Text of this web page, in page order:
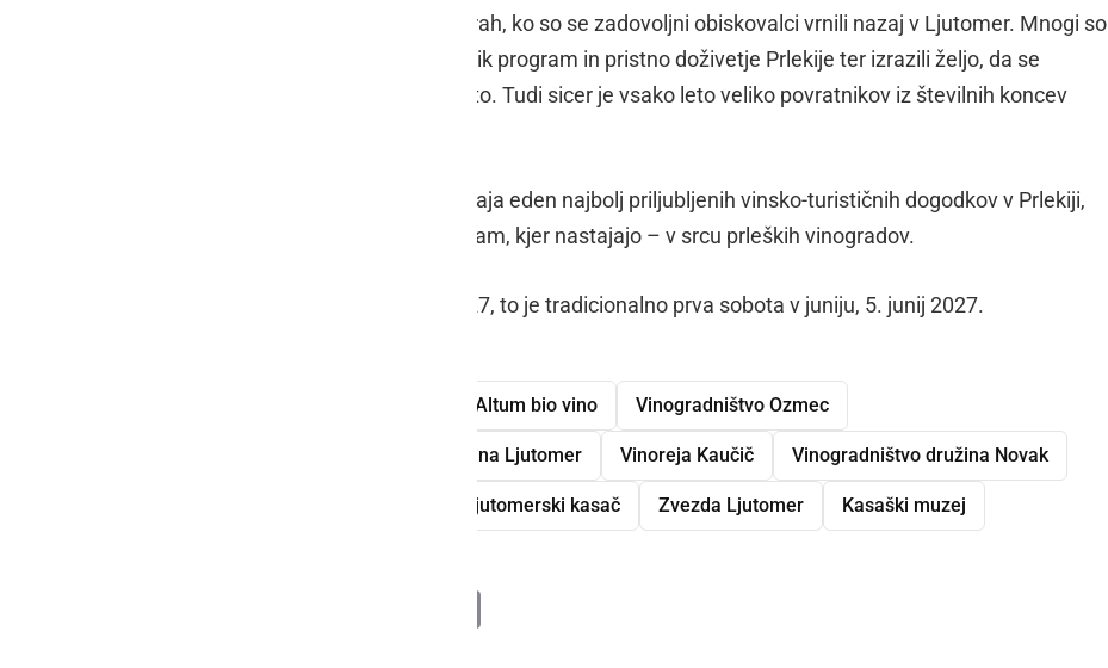
Dogodek se je zaključil v večernih urah, ko so se zadovoljni obiskovalci vrnili nazaj v Ljutomer. Mnogi so
pohvalili odlično organizacijo, raznolik program in pristno doživetje Prlekije ter izrazili željo, da se
Vinobusa udeležijo tudi prihodnje leto. Tudi sicer je vsako leto veliko povratnikov iz številnih koncev
Vinobus je tudi letos dokazal, da ostaja eden najbolj priljubljenih vinsko-turističnih dogodkov v Prlekiji,
kjer lahko obiskovalci vina okušajo tam, kjer nastajajo – v srcu prleških vinogradov.
Znan je tudi že datum Vinobusa 2027, to je tradicionalno prva sobota v juniju, 5. junij 2027.
Altum bio vino Vinogradništvo Ozmec
Društvo vinogradnikov in prijateljev vina Ljutomer Vinoreja Kaučič Vinogradništvo družina Novak
Muzej Ljutomerski kasač Zvezda Ljutomer Kasaški muzej
PrintFriendly